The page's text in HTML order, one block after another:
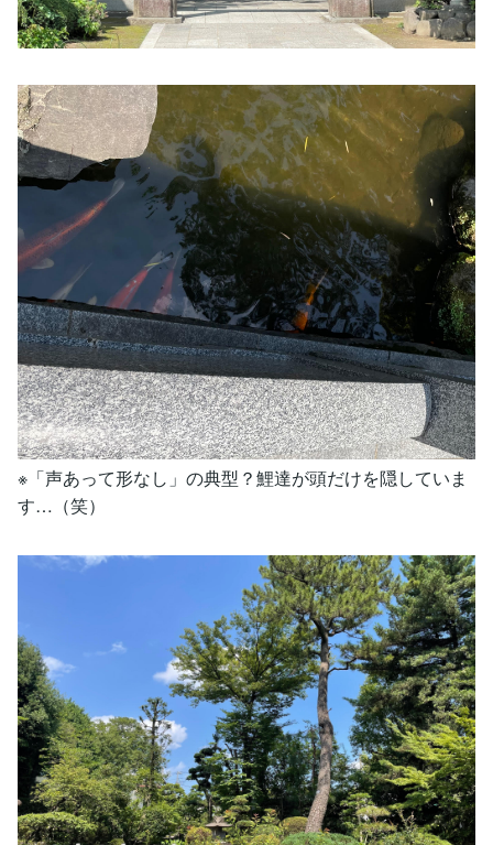
※「声あって形なし」の典型？鯉達が頭だけを隠していま
す…（笑）